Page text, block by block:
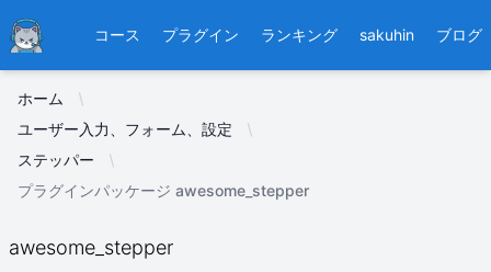
Ducafecat コース プラグイン ランキング sakuhin ブログ
ホーム
ユーザー入力、フォーム、設定
ステッパー
プラグインパッケージ awesome_stepper
awesome_stepper